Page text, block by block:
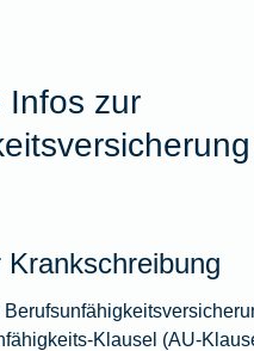
Infos zur
Klausel (AU-